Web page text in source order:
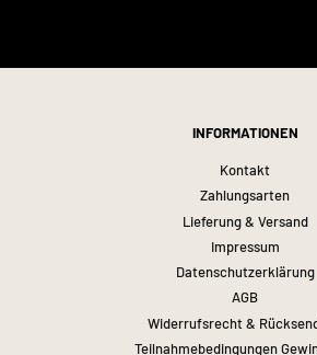
INFORMATIONEN
Kontakt
Zahlungsarten
Lieferung & Versand
Impressum
Datenschutzerklärung
AGB
Widerrufsrecht &
Teilnahmebedingungen